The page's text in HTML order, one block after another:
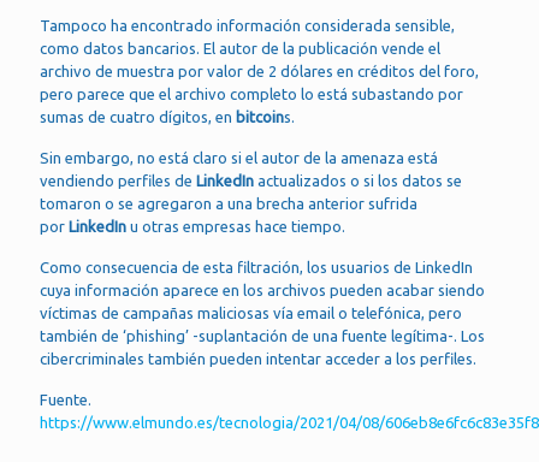
Tampoco ha encontrado información considerada sensible,
como datos bancarios. El autor de la publicación vende el
archivo de muestra por valor de 2 dólares en créditos del foro,
pero parece que el archivo completo lo está subastando por
sumas de cuatro dígitos, en bitcoins.
Sin embargo, no está claro si el autor de la amenaza está
vendiendo perfiles de LinkedIn actualizados o si los datos se
tomaron o se agregaron a una brecha anterior sufrida
por LinkedIn u otras empresas hace tiempo.
Como consecuencia de esta filtración, los usuarios de LinkedIn
cuya información aparece en los archivos pueden acabar siendo
víctimas de campañas maliciosas vía email o telefónica, pero
también de ‘phishing’ -suplantación de una fuente legítima-. Los
cibercriminales también pueden intentar acceder a los perfiles.
Fuente.
https://www.elmundo.es/tecnologia/2021/04/08/